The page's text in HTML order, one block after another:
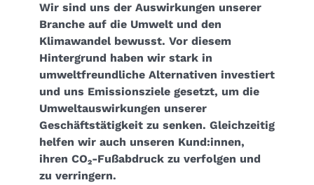
Wir sind uns der Auswirkungen unserer
Branche auf die Umwelt und den
Klimawandel bewusst. Vor diesem
Hintergrund haben wir stark in
umweltfreundliche Alternativen investiert
und uns Emissionsziele gesetzt, um die
Umweltauswirkungen unserer
Geschäftstätigkeit zu senken. Gleichzeitig
helfen wir auch unseren Kund:innen,
ihren CO₂-Fußabdruck zu verfolgen und
zu verringern.